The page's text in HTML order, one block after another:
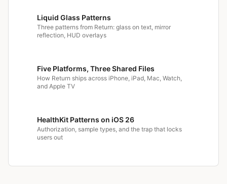
Liquid Glass Patterns
Three patterns from Return: glass on text, mirror
reflection, HUD overlays
Five Platforms, Three Shared Files
How Return ships across iPhone, iPad, Mac, Watch,
and Apple TV
HealthKit Patterns on iOS 26
Authorization, sample types, and the trap that locks
users out